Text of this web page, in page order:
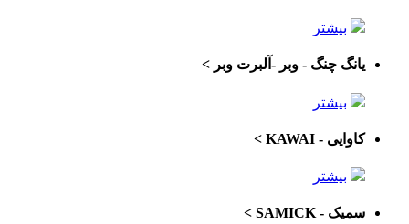
بیشتر
یانگ چنگ - وبر -آلبرت وبر >
بیشتر
کاوایی - KAWAI >
بیشتر
سمیک - SAMICK >